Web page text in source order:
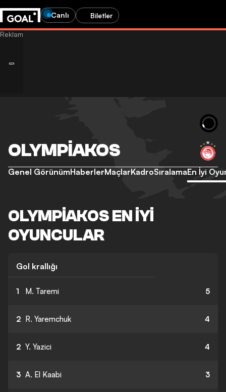
Canlı Biletler
OLYMPIAKOS
Genel GörünümHaberlerMaçlarKadroSıralamaEn İyi
OLYMPIAKOS EN İYI
OYUNCULAR
Gol krallığı
1 M. Taremi 5
2 R. Yaremchuk 4
2 Y. Yazici 4
3 A. El Kaabi 3